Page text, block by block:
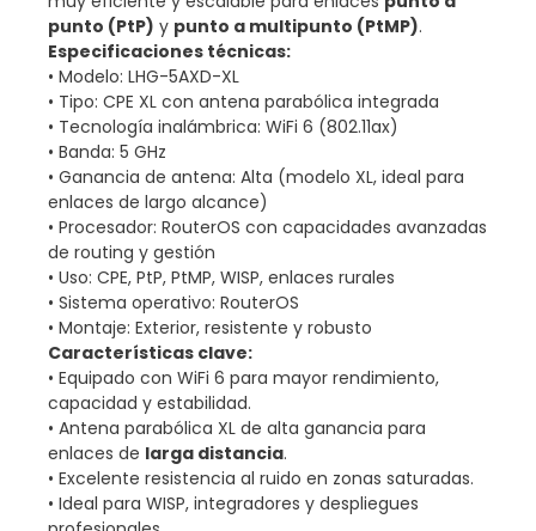
punto (PtP) y punto a multipunto (PtMP).
Especificaciones técnicas:
• Modelo: LHG-5AXD-XL
• Tipo: CPE XL con antena parabólica integrada
• Tecnología inalámbrica: WiFi 6 (802.11ax)
• Banda: 5 GHz
• Ganancia de antena: Alta (modelo XL, ideal para
enlaces de largo alcance)
• Procesador: RouterOS con capacidades avanzadas
de routing y gestión
• Uso: CPE, PtP, PtMP, WISP, enlaces rurales
• Sistema operativo: RouterOS
• Montaje: Exterior, resistente y robusto
Características clave:
• Equipado con WiFi 6 para mayor rendimiento,
capacidad y estabilidad.
• Antena parabólica XL de alta ganancia para
enlaces de larga distancia.
• Excelente resistencia al ruido en zonas saturadas.
• Ideal para WISP, integradores y despliegues